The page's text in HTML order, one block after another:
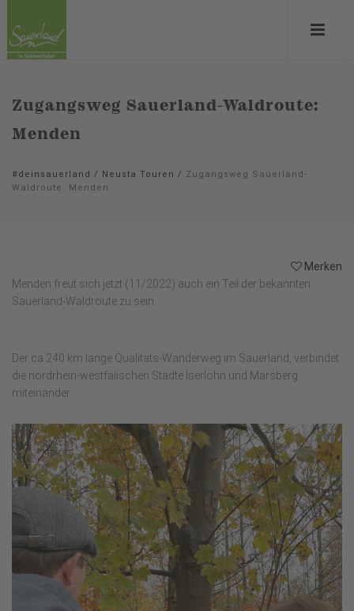
Zugangsweg Sauerland-Waldroute:
Menden
#deinsauerland / Neusta Touren / Zugangsweg Sauerland-
Waldroute: Menden
Merken
Menden freut sich jetzt (11/2022) auch ein Teil der bekannten
Sauerland-Waldroute zu sein.
Der ca 240 km lange Qualitäts-Wanderweg im Sauerland, verbindet
die nordrhein-westfälischen Städte Iserlohn und Marsberg
miteinander.